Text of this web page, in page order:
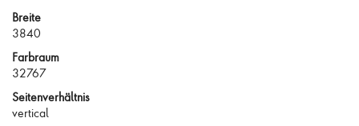
Breite
3840
Farbraum
32767
Seitenverhältnis
vertical